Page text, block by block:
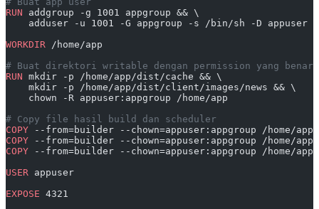
RUN addgroup -g 1001 appgroup && \
    adduser -u 1001 -G appgroup -s /bin/sh -D appuser
WORKDIR /home/app
# Buat direktori writable dengan permission yang benar
RUN mkdir -p /home/app/dist/cache && \
    mkdir -p /home/app/dist/client/images/news && \
    chown -R appuser:appgroup /home/app
# Copy file hasil build dan scheduler
COPY --from=builder --chown=appuser:appgroup /home/
COPY --from=builder --chown=appuser:appgroup /home/
COPY --from=builder --chown=appuser:appgroup /home/app/
USER appuser
EXPOSE 4321